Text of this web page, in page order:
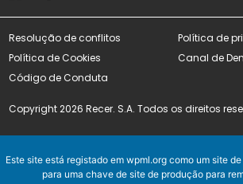
Resolução de conflitos
Política de
Política de Cookies
Canal de
Código de Conduta
Copyright 2026 Recer. S.A. Todos os direitos
Este site está registado em wpml.org como um site
para uma chave de site de produção para